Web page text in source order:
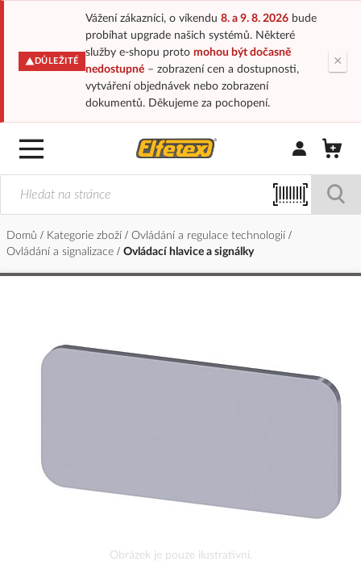
DŮLEŽITÉ
Vážení zákazníci, o víkendu 8. a 9. 8. 2026bude
probíhat upgrade našich systémů. Některé
služby e-shopu proto mohou být dočasně
nedostupné– zobrazení cen a dostupnosti,
vytváření objednávek nebo zobrazení
dokumentů. Děkujeme za pochopení.
×
Přihlásit/
Domů Kategorie zboží
Ovládání a regulace technologií
Ovládání a signalizace
Ovládací hlavice a signálky
Obrázek je pouze ilustrativní.